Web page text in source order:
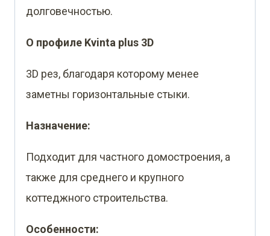
долговечностью.
О профиле Kvinta plus 3D
3D рез, благодаря которому менее
заметны горизонтальные стыки.
Назначение:
Подходит для частного домостроения, а
также для среднего и крупного
коттеджного строительства.
Особенности: